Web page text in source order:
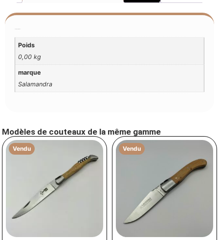
Poids
0,00 kg
marque
Salamandra
Modèles de couteaux de la même gamme
Vendu Vendu